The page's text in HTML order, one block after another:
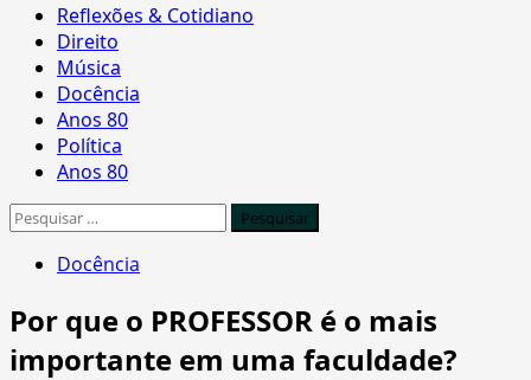
Primary
Menu
Reflexões & Cotidiano
Direito
Música
Docência
Anos 80
Política
Anos 80
Pesquisar
Docência
Por que o PROFESSOR é o mais
importante em uma faculdade?